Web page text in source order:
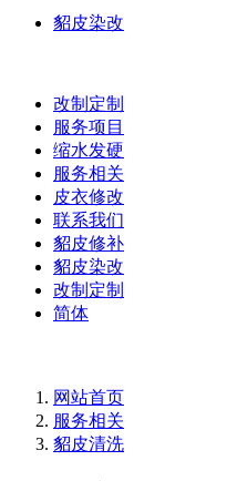
貂皮染改
改制定制
服务项目
缩水发硬
服务相关
皮衣修改
联系我们
貂皮修补
貂皮染改
改制定制
简体
网站首页
服务相关
貂皮清洗